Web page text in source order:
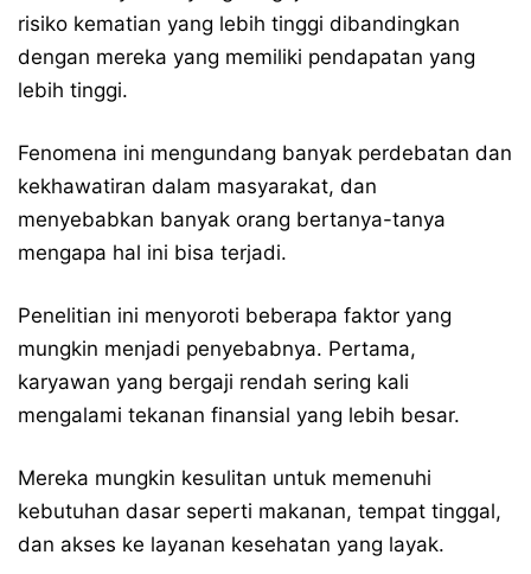
risiko kematian yang lebih tinggi dibandingkan
dengan mereka yang memiliki pendapatan yang
lebih tinggi.
Fenomena ini mengundang banyak perdebatan dan
kekhawatiran dalam masyarakat, dan
menyebabkan banyak orang bertanya-tanya
mengapa hal ini bisa terjadi.
Penelitian ini menyoroti beberapa faktor yang
mungkin menjadi penyebabnya. Pertama,
karyawan yang bergaji rendah sering kali
mengalami tekanan finansial yang lebih besar.
Mereka mungkin kesulitan untuk memenuhi
kebutuhan dasar seperti makanan, tempat tinggal,
dan akses ke layanan kesehatan yang layak.